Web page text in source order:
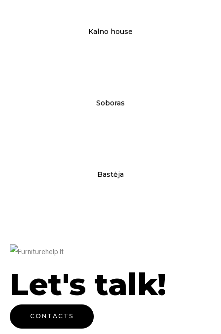
Kalno house
Soboras
Bastėja
Let's talk!
CONTACTS